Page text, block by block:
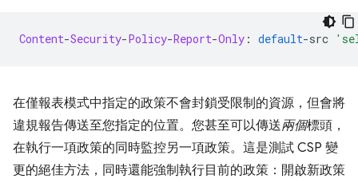
Content-Security-Policy-Report-Only : default-src
在僅報表模式中指定的政策不會封鎖受限制的資源，但會將
違規報告傳送至您指定的位置。您甚至可以傳送兩個標頭，
在執行一項政策的同時監控另一項政策。這是測試 CSP 變
更的絕佳方法，同時還能強制執行目前的政策：開啟新政策